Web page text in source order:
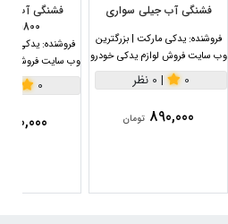
فشنگی آب جیلی سواری
فروشنده: یدکی مارکت | بزرگترین
وب سایت فروش لوازم یدکی خودرو
0
| 0 نظر
890,000 تومان
1800سی سی
فروشنده: یدکی
وب سایت فروش
0
890,000